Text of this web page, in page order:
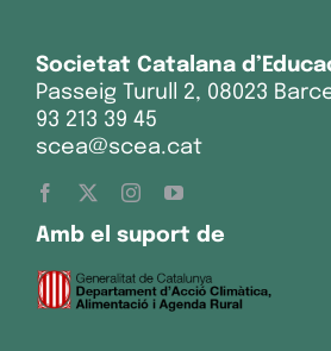
Societat Catalana
Passeig Turull 2, 08023
93 213 39 45
scea@scea.cat
Amb el suport de